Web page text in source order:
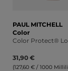
PAUL MITCHELL
Color
Color Protect®
31,90 €
(127,60 € / 1000